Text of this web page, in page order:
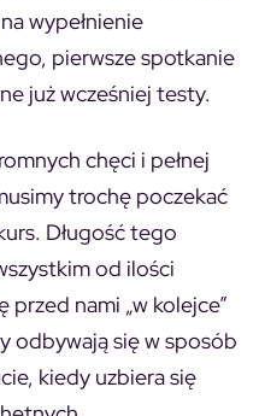
wypełnienie
pierwsze spotkanie
już wcześniej testy.
chęci i pełnej
trochę poczekać
Długość tego
od ilości
przed nami „w kolejce”
odbywają się w sposób
kiedy uzbiera się